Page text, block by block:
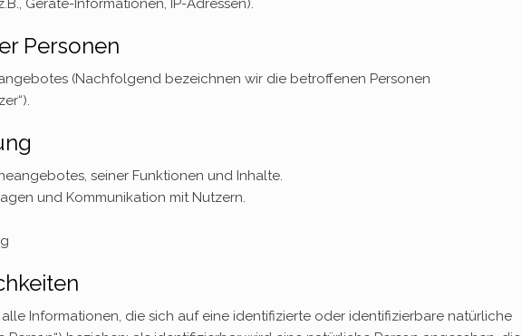
Geräte-Informationen, IP-Adressen).
Personen
(Nachfolgend bezeichnen wir die betroffenen Personen
seiner Funktionen und Inhalte.
und Kommunikation mit Nutzern.
Informationen, die sich auf eine identifizierte oder identifizierbare natürliche